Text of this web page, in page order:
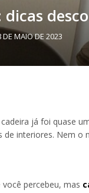
dicas
DE MAIO DE 2023
já foi quase
de interiores. Nem o
percebeu, mas